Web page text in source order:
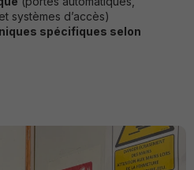
systèmes d’accès)
spécifiques selon